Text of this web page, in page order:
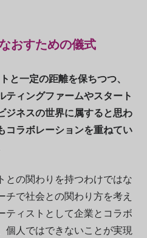
おすための儀式
と一定の距離を保ちつつ、
ティングファームやスタート
ジネスの世界に属すると思わ
コラボレーションを重ねてい
との関わりを持つわけではな
で社会との関わり方を考え
ティストとして企業とコラボ
個人ではできないことが実現